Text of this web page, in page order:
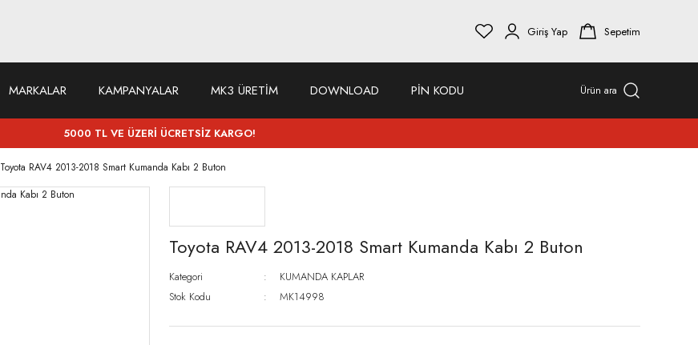
Giriş Yap Sepetim
MARKALAR KAMPANYALAR MK3 ÜRETİM DOWNLOAD PİN KODU Ürün ara
5000 TL VE ÜZERİ ÜCRETSİZ KARGO!
Toyota RAV4 2013-2018 Smart Kumanda Kabı 2 Buton
Toyota RAV4 2013-2018 Smart Kumanda Kabı 2 Buton
Kategori
KUMANDA KAPLAR
Stok Kodu
MK14998